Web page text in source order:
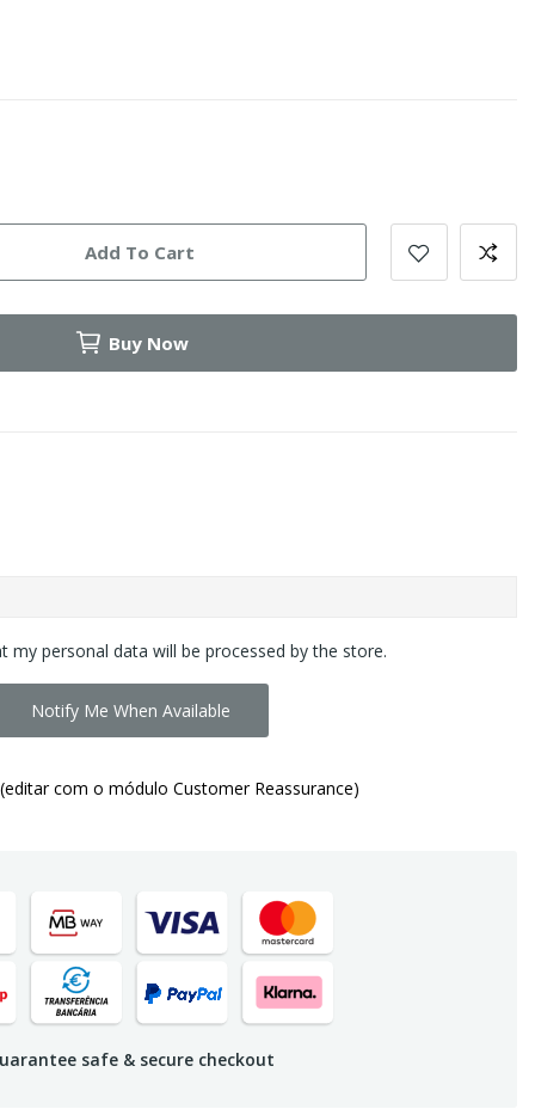
Add To Cart
Buy Now
my personal data will be processed by the store.
Notify Me When Available
(editar com o módulo Customer Reassurance)
safe & secure checkout